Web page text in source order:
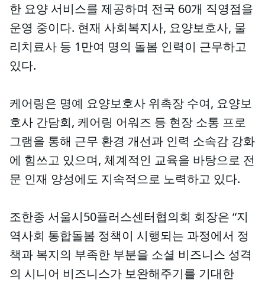
한 요양 서비스를 제공하며 전국 60개 직영점을
운영 중이다. 현재 사회복지사, 요양보호사, 물
리치료사 등 1만여 명의 돌봄 인력이 근무하고
있다.
케어링은 명예 요양보호사 위촉장 수여, 요양보
호사 간담회, 케어링 어워즈 등 현장 소통 프로
그램을 통해 근무 환경 개선과 인력 소속감 강화
에 힘쓰고 있으며, 체계적인 교육을 바탕으로 전
문 인재 양성에도 지속적으로 노력하고 있다.
조한종 서울시50플러스센터협의회 회장은 “지
역사회 통합돌봄 정책이 시행되는 과정에서 정
책과 복지의 부족한 부분을 소셜 비즈니스 성격
의 시니어 비즈니스가 보완해주기를 기대한